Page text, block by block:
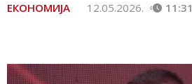
ЕКОНОМИЈА 12.05.2026. 11:31